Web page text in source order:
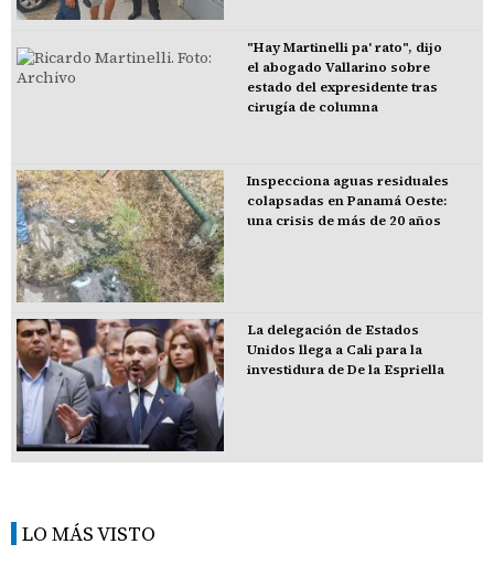
"Hay Martinelli pa' rato", dijo
el abogado Vallarino sobre
estado del expresidente tras
cirugía de columna
Inspecciona aguas residuales
colapsadas en Panamá Oeste:
una crisis de más de 20 años
La delegación de Estados
Unidos llega a Cali para la
investidura de De la Espriella
LO MÁS VISTO